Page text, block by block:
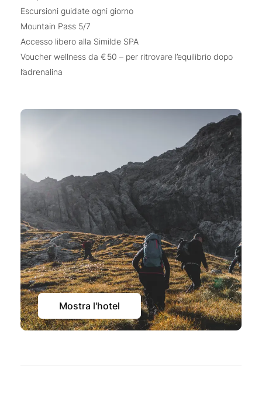
Escursioni guidate ogni giorno
Mountain Pass 5/7
Accesso libero alla Similde SPA
Voucher wellness da € 50 – per ritrovare l’equilibrio dopo
l’adrenalina
Mostra l'hotel